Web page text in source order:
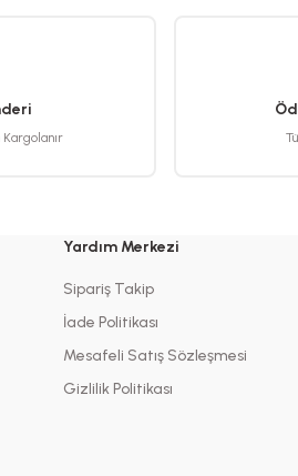
Gönder
Kargolanır
Yardım Merkezi
Sipariş Takip
İade Politikası
Mesafeli Satış Sözleşmesi
Gizlilik Politikası